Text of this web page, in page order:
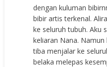
dengan kuluman
bibir artis terkenal.
ke seluruh tubuh. Aku
keliaran Nana.
tiba menjalar ke
belaka melepas